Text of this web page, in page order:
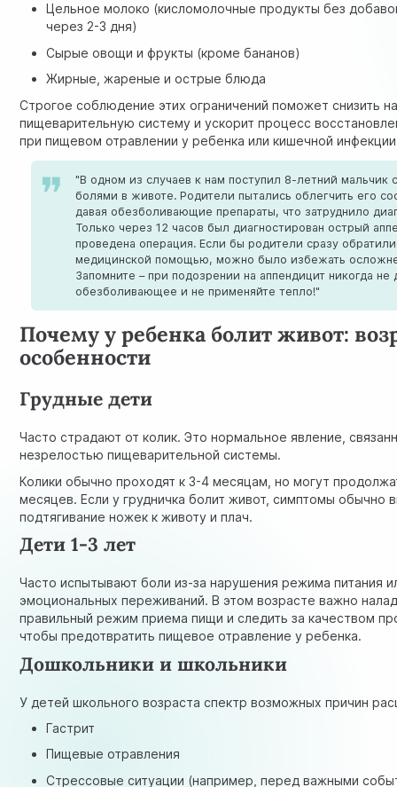
Цельное молоко (кисломолочные продукты без
через 2-3 дня)
Сырые овощи и фрукты (кроме бананов)
Жирные, жареные и острые блюда
Строгое соблюдение этих ограничений поможет снизить
пищеварительную систему и ускорит процесс
при пищевом отравлении у ребенка или кишечной
"В одном из случаев к нам поступил 8-летний мальчик
болями в животе. Родители пытались облегчить его
давая обезболивающие препараты, что затруднило
Только через 12 часов был диагностирован острый
проведена операция. Если бы родители сразу
медицинской помощью, можно было избежать
Запомните – при подозрении на аппендицит никогда не
обезболивающее и не применяйте тепло!"
Почему у ребенка болит живот:
особенности
Грудные дети
Часто страдают от колик. Это нормальное явление,
незрелостью пищеварительной системы.
Колики обычно проходят к 3-4 месяцам, но могут
месяцев. Если у грудничка болит живот, симптомы обычно
подтягивание ножек к животу и плач.
Дети 1-3 лет
Часто испытывают боли из-за нарушения режима питания
эмоциональных переживаний. В этом возрасте важно
правильный режим приема пищи и следить за качеством
чтобы предотвратить пищевое отравление у ребенка.
Дошкольники и школьники
У детей школьного возраста спектр возможных причин
Гастрит
Пищевые отравления
Стрессовые ситуации (например, перед важными